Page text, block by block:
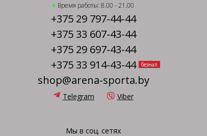
Время работы: 8.00 - 21.00
+375 29 797-44-44
+375 33 607-43-44
+375 29 697-43-44
+375 33 914-43-44
безнал
shop@arena-sporta.by
Telegram Viber
Мы в соц. сетях